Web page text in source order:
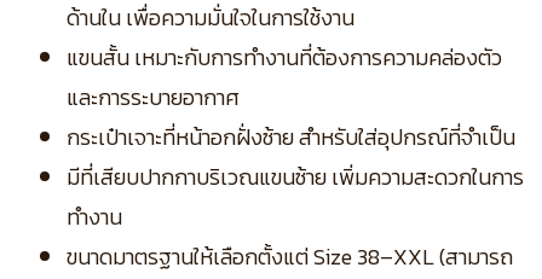
ด้านใน เพื่อความมั่นใจในการใช้งาน
แขนสั้น เหมาะกับการทำงานที่ต้องการความคล่องตัว
และการระบายอากาศ
กระเป๋าเจาะที่หน้าอกฝั่งซ้าย สำหรับใส่อุปกรณ์ที่จำเป็น
มีที่เสียบปากกาบริเวณแขนซ้าย เพิ่มความสะดวกในการ
ทำงาน
ขนาดมาตรฐานให้เลือกตั้งแต่ Size 38–XXL (สามารถ